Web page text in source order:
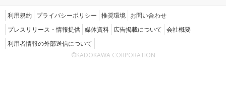
利用規約 プライバシーポリシー 推奨環境 お問い合わせ
プレスリリース・情報提供 媒体資料 広告掲載について 会社概要
利用者情報の外部送信について
©KADOKAWA CORPORATION